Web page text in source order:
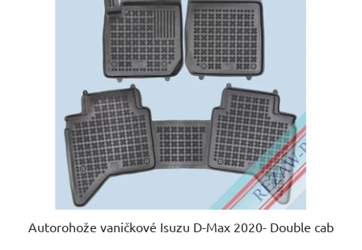
Autorohože vaničkové Isuzu D-Max 2020- Double cab